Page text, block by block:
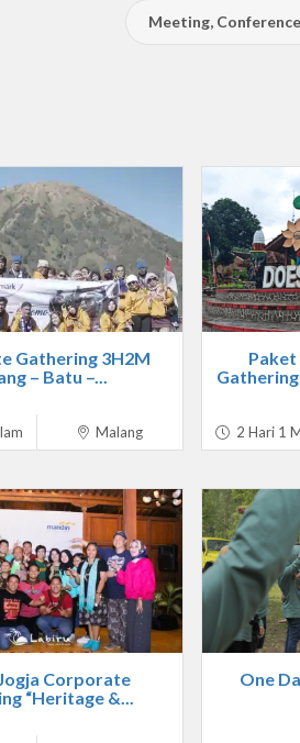
Meeting,
Gathering 3H2M
– Batu –...
Malang
Gathering
2 Hari 1
Corporate
“Heritage &...
One